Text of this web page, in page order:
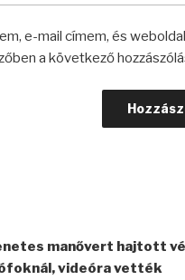
e-mail címem, és
a következő
manővert hajtott
videóra vették